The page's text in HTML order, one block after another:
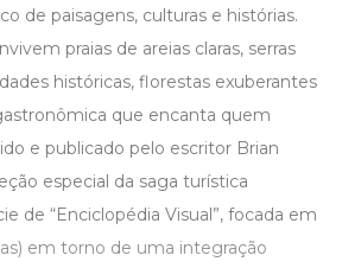
de paisagens, culturas e histórias.
praias de areias claras, serras
históricas, florestas exuberantes
que encanta quem
e publicado pelo escritor Brian
especial da saga turística
de “Enciclopédia Visual”, focada em
em torno de uma integração